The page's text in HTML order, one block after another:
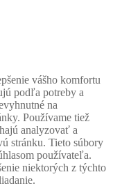
vášho komfortu
podľa potreby a
na
Používame tiež
analyzovať a
stránku. Tieto súbory
používateľa.
niektorých z týchto